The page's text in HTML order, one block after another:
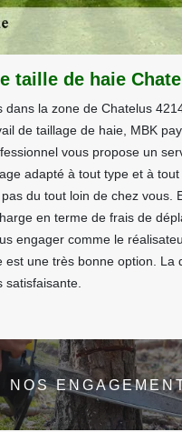
taille de haie
dans la zone de Chatelus
de taillage de haie, MBK
vous propose un
adapté à tout type et à tout
du tout loin de chez vous.
en terme de frais de
engager comme le
est une très bonne option. La
satisfaisante.
NOS